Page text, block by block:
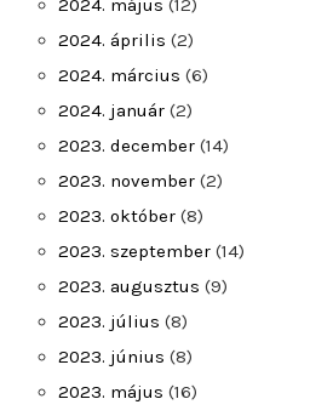
2024. május (12)
2024. április (2)
2024. március (6)
2024. január (2)
2023. december (14)
2023. november (2)
2023. október (8)
2023. szeptember (14)
2023. augusztus (9)
2023. július (8)
2023. június (8)
2023. május (16)